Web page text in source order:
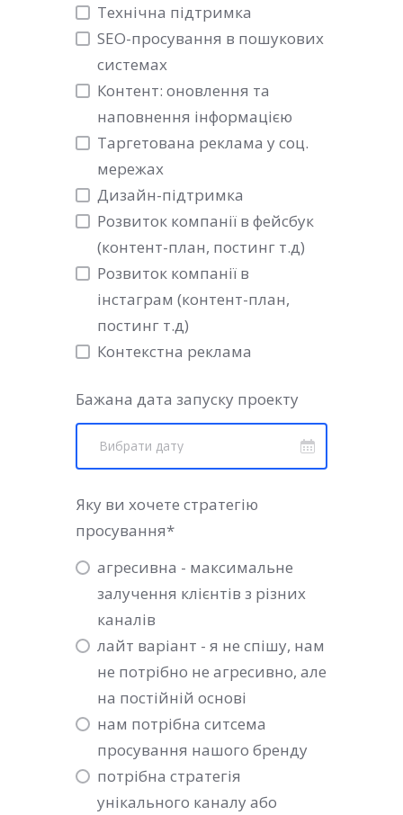
Технічна підтримка
SEO-просування в пошукових
системах
Контент: оновлення та
наповнення інформацією
Таргетована реклама у соц.
мережах
Дизайн-підтримка
Розвиток компанії в фейсбук
(контент-план, постинг т.д)
Розвиток компанії в
інстаграм (контент-план,
постинг т.д)
Контекстна реклама
Бажана дата запуску проекту
Вибрати дату
Яку ви хочете стратегію
просування*
агресивна - максимальне
залучення клієнтів з різних
каналів
лайт варіант - я не спішу, нам
не потрібно не агресивно, але
на постійній основі
нам потрібна ситсема
просування нашого бренду
потрібна стратегія
унікального каналу або